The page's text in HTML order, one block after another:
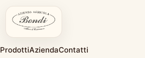
ProdottiAziendaContatti